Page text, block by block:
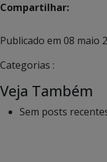
Compartilhar:
Publicado em 08 maio
Categorias :
Veja Também
Sem posts